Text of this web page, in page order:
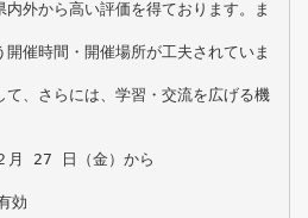
外から高い評価を得ております。ま
催時間・開催場所が工夫されていま
、さらには、学習・交流を広げる機
月 27 日（金）から